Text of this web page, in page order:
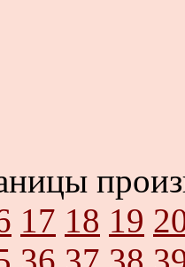
17 18 19